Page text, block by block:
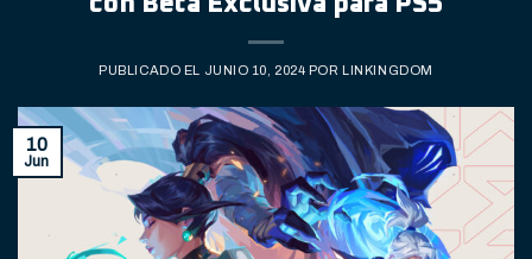
PUBLICADO EL JUNIO 10, 2024 POR LINKINGDOM
10
Jun